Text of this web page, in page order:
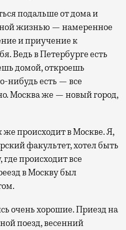
подальше от дома и
жизнью — намеренное
и приучение к
Ведь в Петербурге есть
домой, откроешь
нибудь есть — все
Москва же — новый город,
происходит в Москве. Я,
факультет, хотел быть
происходит все
в Москву был
очень хорошие. Приезд на
поезд, весенний